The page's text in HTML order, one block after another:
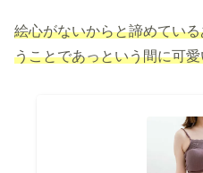
絵心がないからと諦めてい
うことであっという間に可